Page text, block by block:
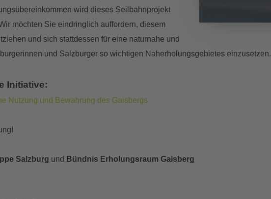
wird dieses Seilbahnprojekt
möchten Sie eindringlich auffordern, diesem
und sich stattdessen für eine naturnahe und
und Salzburger so wichtigen Naherholungsgebietes einzusetzen.
Initiative:
Nutzung und Bewahrung des Gaisbergs
Salzburg und Bündnis Erholungsraum Gaisberg